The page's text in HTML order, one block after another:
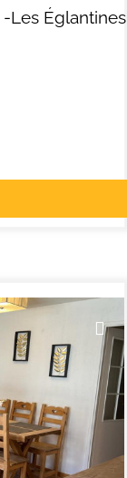
-Les Églantines